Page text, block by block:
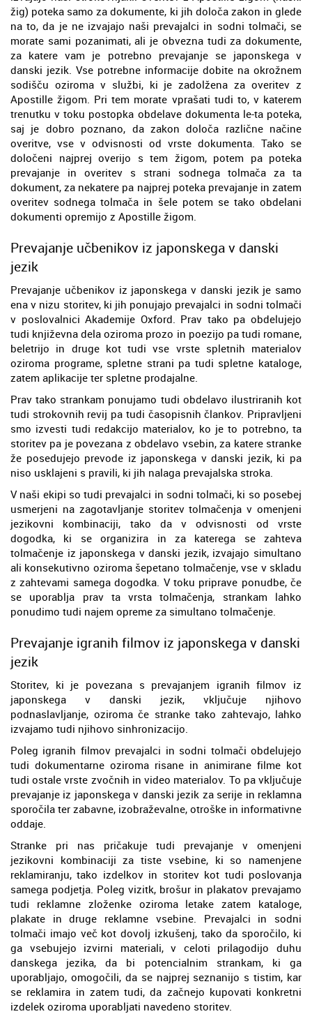
žig) poteka samo za dokumente, ki jih določa zakon in glede
na to, da je ne izvajajo naši prevajalci in sodni tolmači, se
morate sami pozanimati, ali je obvezna tudi za dokumente,
za katere vam je potrebno prevajanje se japonskega v
danski jezik. Vse potrebne informacije dobite na okrožnem
sodišču oziroma v službi, ki je zadolžena za overitev z
Apostille žigom. Pri tem morate vprašati tudi to, v katerem
trenutku v toku postopka obdelave dokumenta le-ta poteka,
saj je dobro poznano, da zakon določa različne načine
overitve, vse v odvisnosti od vrste dokumenta. Tako se
določeni najprej overijo s tem žigom, potem pa poteka
prevajanje in overitev s strani sodnega tolmača za ta
dokument, za nekatere pa najprej poteka prevajanje in zatem
overitev sodnega tolmača in šele potem se tako obdelani
dokumenti opremijo z Apostille žigom.
Prevajanje učbenikov iz japonskega v danski
jezik
Prevajanje učbenikov iz japonskega v danski jezik je samo
ena v nizu storitev, ki jih ponujajo prevajalci in sodni tolmači
v poslovalnici Akademije Oxford. Prav tako pa obdelujejo
tudi književna dela oziroma prozo in poezijo pa tudi romane,
beletrijo in druge kot tudi vse vrste spletnih materialov
oziroma programe, spletne strani pa tudi spletne kataloge,
zatem aplikacije ter spletne prodajalne.
Prav tako strankam ponujamo tudi obdelavo ilustriranih kot
tudi strokovnih revij pa tudi časopisnih člankov. Pripravljeni
smo izvesti tudi redakcijo materialov, ko je to potrebno, ta
storitev pa je povezana z obdelavo vsebin, za katere stranke
že posedujejo prevode iz japonskega v danski jezik, ki pa
niso usklajeni s pravili, ki jih nalaga prevajalska stroka.
V naši ekipi so tudi prevajalci in sodni tolmači, ki so posebej
usmerjeni na zagotavljanje storitev tolmačenja v omenjeni
jezikovni kombinaciji, tako da v odvisnosti od vrste
dogodka, ki se organizira in za katerega se zahteva
tolmačenje iz japonskega v danski jezik, izvajajo simultano
ali konsekutivno oziroma šepetano tolmačenje, vse v skladu
z zahtevami samega dogodka. V toku priprave ponudbe, če
se uporablja prav ta vrsta tolmačenja, strankam lahko
ponudimo tudi najem opreme za simultano tolmačenje.
Prevajanje igranih filmov iz japonskega v danski
jezik
Storitev, ki je povezana s prevajanjem igranih filmov iz
japonskega v danski jezik, vključuje njihovo
podnaslavljanje, oziroma če stranke tako zahtevajo, lahko
izvajamo tudi njihovo sinhronizacijo.
Poleg igranih filmov prevajalci in sodni tolmači obdelujejo
tudi dokumentarne oziroma risane in animirane filme kot
tudi ostale vrste zvočnih in video materialov. To pa vključuje
prevajanje iz japonskega v danski jezik za serije in reklamna
sporočila ter zabavne, izobraževalne, otroške in informativne
oddaje.
Stranke pri nas pričakuje tudi prevajanje v omenjeni
jezikovni kombinaciji za tiste vsebine, ki so namenjene
reklamiranju, tako izdelkov in storitev kot tudi poslovanja
samega podjetja. Poleg vizitk, brošur in plakatov prevajamo
tudi reklamne zloženke oziroma letake zatem kataloge,
plakate in druge reklamne vsebine. Prevajalci in sodni
tolmači imajo več kot dovolj izkušenj, tako da sporočilo, ki
ga vsebujejo izvirni materiali, v celoti prilagodijo duhu
danskega jezika, da bi potencialnim strankam, ki ga
uporabljajo, omogočili, da se najprej seznanijo s tistim, kar
se reklamira in zatem tudi, da začnejo kupovati konkretni
izdelek oziroma uporabljati navedeno storitev.